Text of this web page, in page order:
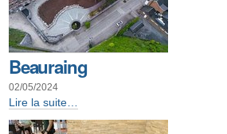
Beauraing
02/05/2024
Beauraing
Lire la suite…